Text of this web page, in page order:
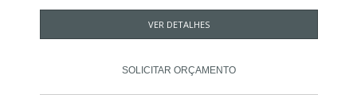
VER DETALHES
SOLICITAR ORÇAMENTO